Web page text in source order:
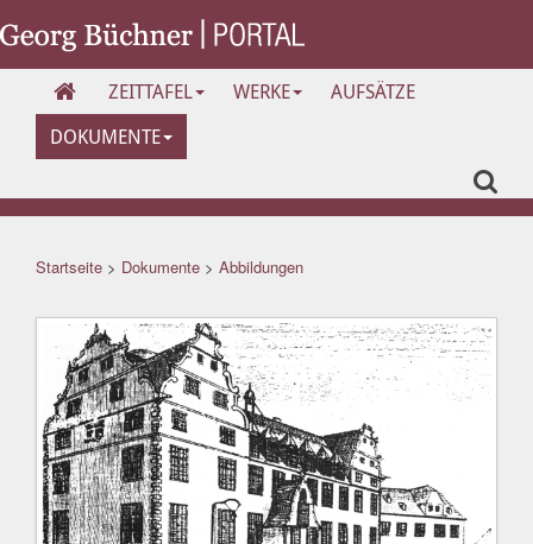
ZEITTAFEL WERKE
AUFSÄTZE
DOKUMENTE
Startseite > Dokumente > Abbildungen